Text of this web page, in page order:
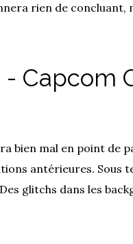
rien de concluant,
Capcom
bien mal en point de
antérieures. Sous
glitchs dans les